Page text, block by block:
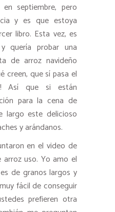
septiembre, pero
y es que estoya
libro. Esta vez, es
quería probar una
de arroz navideño
creen, que sí pasa el
Así que si están
para la cena de
largo este delicioso
y arándanos.
en el video de
uso. Yo amo el
de granos largos y
fácil de conseguir
prefieren otra